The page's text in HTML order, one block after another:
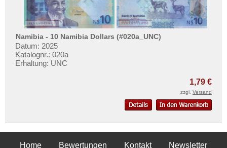
Namibia - 10 Namibia Dollars (#020a_UNC)
Datum: 2025
Katalognr.: 020a
Erhaltung: UNC
1,79 €
zzgl. Versand
Home Bewertungen Kontakt Newsletter